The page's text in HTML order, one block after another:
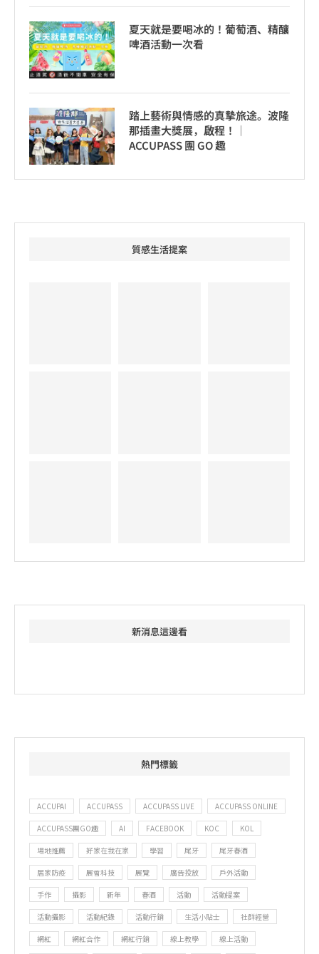
夏天就是要喝冰的！葡萄酒、精釀
啤酒活動一次看
踏上藝術與情感的真摯旅途。波隆
那插畫大獎展，啟程！│
ACCUPASS 團 GO 趣
質感生活提案
新消息這邊看
熱門標籤
ACCUPAI ACCUPASS ACCUPASS LIVE ACCUPASS ONLINE
ACCUPASS團GO趣 AI FACEBOOK KOC KOL
場地推薦 好家在我在家 學習 尾牙 尾牙春酒
居家防疫 展會科技 展覽 廣告投放 戶外活動
手作 攝影 新年 春酒 活動 活動提案
活動攝影 活動紀錄 活動行銷 生活小貼士 社群經營
網紅 網紅合作 網紅行銷 線上教學 線上活動